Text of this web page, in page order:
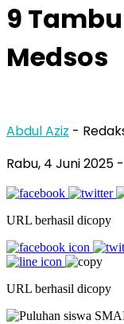
9
Medsos
Abdul Aziz -
Rabu, 4 Juni 2025
URL berhasil dicopy
URL berhasil dicopy